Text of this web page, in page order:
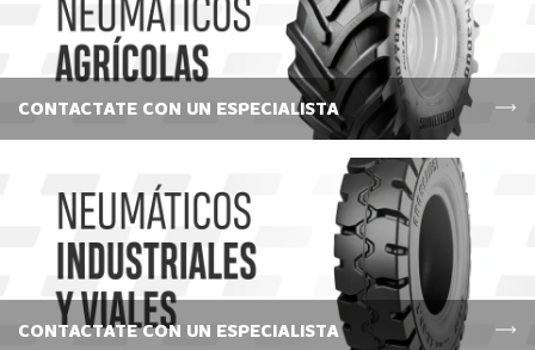
CONTACTATE CON UN ESPECIALISTA
CONTACTATE CON UN ESPECIALISTA